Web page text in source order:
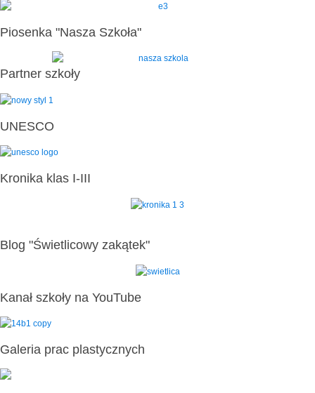
Piosenka "Nasza Szkoła"
Partner szkoły
UNESCO
Kronika klas I-III
Blog "Świetlicowy zakątek"
Kanał szkoły na YouTube
Galeria prac plastycznych